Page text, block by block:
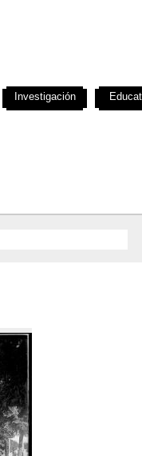
Investigación